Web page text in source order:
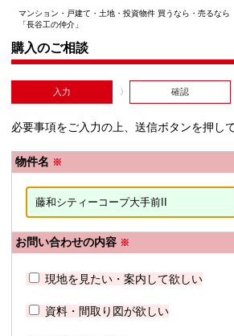
マンション・戸建て・土地・投資物件 買うなら・売るなら
「長谷工の仲介」
購入のご相談
入力 確認
必要事項をご入力の上、送信ボタンを押し
物件名 ※
お問い合わせの内容 ※
現地を見たい・案内して欲しい
資料・間取り図が欲しい